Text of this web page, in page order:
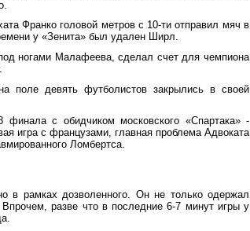
Франко головой метров с 10-ти отправил мяч в
у «Зенита» был удален Ширл.
ногами Малафеева, сделал счет для чемпиона
поле девять футболистов закрылись в своей
финала с обидчиком московского «Спартака» -
игра с французами, главная проблема Адвоката
Ломбертса.
в рамках дозволенного. Он не только одержал
разве что в последние 6-7 минут игры у